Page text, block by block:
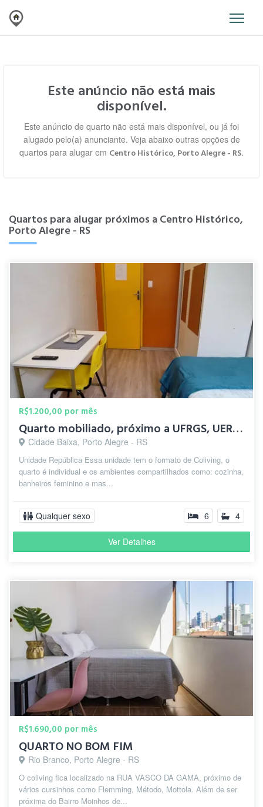
Este anúncio não está mais
disponível.
Este anúncio de quarto não está mais disponível, ou já foi
alugado pelo(a) anunciante. Veja abaixo outras opções de
quartos para alugar em Centro Histórico, Porto Alegre - RS.
Quartos para alugar próximos a Centro Histórico,
Porto Alegre - RS
R$1.200,00 por mês
Quarto mobiliado, próximo a UFRGS, UERGS e ao CAFF
Cidade Baixa, Porto Alegre - RS
Unidade República Essa unidade tem o formato de Coliving, o
quarto é individual e os ambientes compartilhados como: cozinha,
banheiros feminino e mas...
Qualquer sexo 6 4
Ver Detalhes
R$1.690,00 por mês
QUARTO NO BOM FIM
Rio Branco, Porto Alegre - RS
O coliving fica localizado na RUA VASCO DA GAMA, próximo de
vários cursinhos como Flemming, Método, Mottola. Além de ser
próxima do Bairro Moinhos de...